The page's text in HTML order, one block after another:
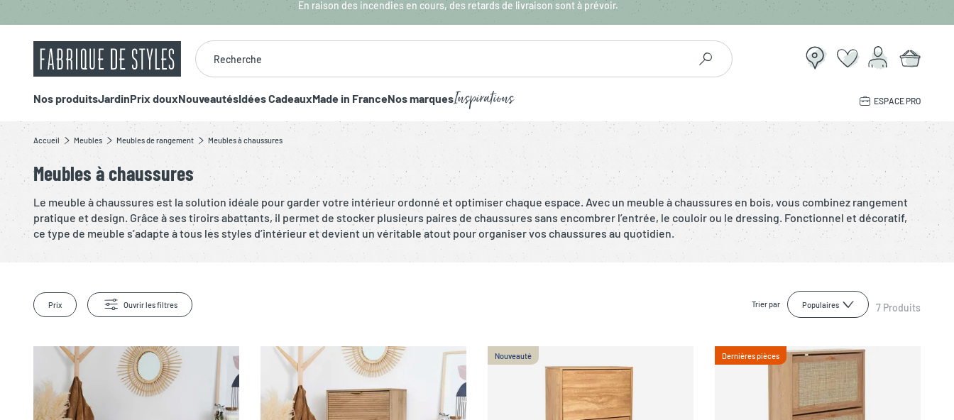
Aller au contenu principal En raison des incendies en cours, des retards de livraison sont à prévoir.
Recherche
Nos produitsJardinPrix douxNouveautésIdées CadeauxMade in FranceNos marquesInspirations ESPACE PRO
Accueil Meubles Meubles de rangement Meubles à chaussures
Meubles à chaussures
Le meuble à chaussures est la solution idéale pour garder votre intérieur ordonné et optimiser chaque espace. Avec un meuble à chaussures en bois, vous combinez rangement
pratique et design. Grâce à ses tiroirs abattants, il permet de stocker plusieurs paires de chaussures sans encombrer l’entrée, le couloir ou le dressing. Fonctionnel et décoratif,
ce type de meuble s’adapte à tous les styles d’intérieur et devient un véritable atout pour organiser vos chaussures au quotidien.
Prix Ouvrir les filtres Trier par Populaires 7 Produits
Nouveauté Dernières pièces